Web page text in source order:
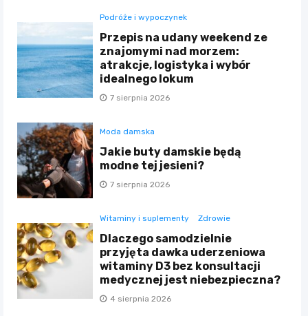
Podróże i wypoczynek
Przepis na udany weekend ze
znajomymi nad morzem:
atrakcje, logistyka i wybór
idealnego lokum
7 sierpnia 2026
Moda damska
Jakie buty damskie będą
modne tej jesieni?
7 sierpnia 2026
Witaminy i suplementy Zdrowie
Dlaczego samodzielnie
przyjęta dawka uderzeniowa
witaminy D3 bez konsultacji
medycznej jest niebezpieczna?
4 sierpnia 2026